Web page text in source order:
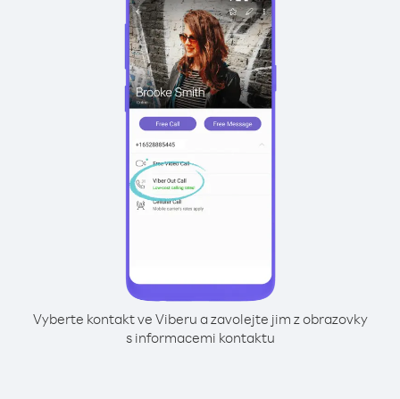
Vyberte kontakt ve Viberu a zavolejte jim z obrazovky
s informacemi kontaktu